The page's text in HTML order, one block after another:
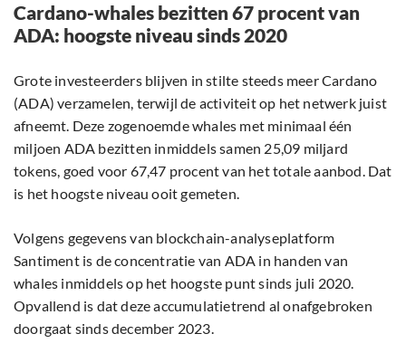
Cardano-whales bezitten 67 procent van
ADA: hoogste niveau sinds 2020
Grote investeerders blijven in stilte steeds meer Cardano
(ADA) verzamelen, terwijl de activiteit op het netwerk juist
afneemt. Deze zogenoemde whales met minimaal één
miljoen ADA bezitten inmiddels samen 25,09 miljard
tokens, goed voor 67,47 procent van het totale aanbod. Dat
is het hoogste niveau ooit gemeten.
Volgens gegevens van blockchain-analyseplatform
Santiment is de concentratie van ADA in handen van
whales inmiddels op het hoogste punt sinds juli 2020.
Opvallend is dat deze accumulatietrend al onafgebroken
doorgaat sinds december 2023.